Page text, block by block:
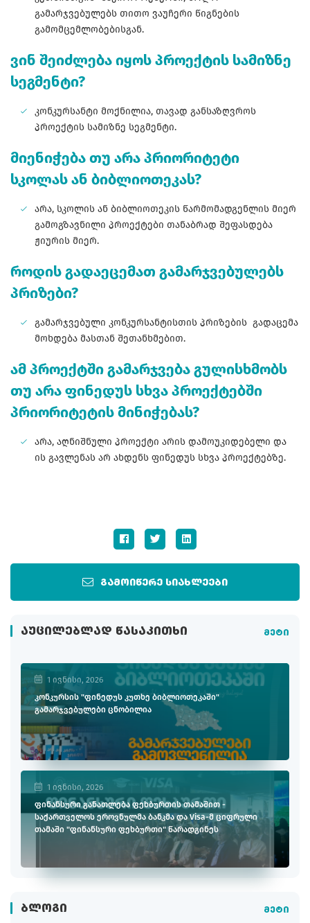
გამოიწერე სიახლეები
ᲐᲣᲪᲘᲚᲔᲑᲚᲐᲓ ᲬᲐᲡᲐᲙᲘᲗᲮᲘ მეტი
1 ივნისი, 2026
კონკურსის "ფინედუს კუთხე ბიბლიოთეკაში"
გამარჯვებულები ცნობილია
1 ივნისი, 2026
ფინანსური განათლება ფეხბურთის თამაშით -
საქართველოს ეროვნულმა ბანკმა და Visa-მ ციფრული
თამაში "ფინანსური ფეხბურთი" წარადგინეს
ᲑᲚᲝᲒᲘ მეტი
გამარჯვებულებს თითო ვაუჩერი წიგნების
გამომცემლობებისგან.
ვინ შეიძლება იყოს პროექტის სამიზნე
სეგმენტი?
კონკურსანტი მოქნილია, თავად განსაზღვროს
პროექტის სამიზნე სეგმენტი.
მიენიჭება თუ არა პრიორიტეტი
სკოლას ან ბიბლიოთეკას?
არა, სკოლის ან ბიბლიოთეკის წარმომადგენლის მიერ
გამოგზავნილი პროექტები თანაბრად შეფასდება
ჟიურის მიერ.
როდის გადაეცემათ გამარჯვებულებს
პრიზები?
გამარჯვებული კონკურსანტისთის პრიზების გადაცემა
მოხდება მასთან შეთანხმებით.
ამ პროექტში გამარჯვება გულისხმობს
თუ არა ფინედუს სხვა პროექტებში
პრიორიტეტის მინიჭებას?
არა, აღნიშნული პროექტი არის დამოუკიდებელი და
ის გავლენას არ ახდენს ფინედუს სხვა პროექტებზე.